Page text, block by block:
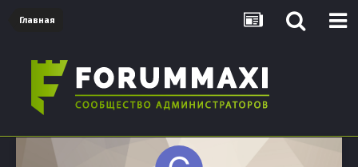
Главная